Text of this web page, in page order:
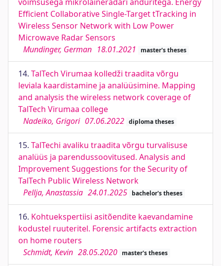
Efficient Collaborative Single-Target tTracking in
Wireless Sensor Network with Low Power
Microwave Radar Sensors
Mundinger, German 18.01.2021 master's theses
14. TalTech Virumaa kolledži traadita võrgu
leviala kaardistamine ja analüüsimine. Mapping
and analysis the wireless network coverage of
TalTech Virumaa college
Nadeiko, Grigori 07.06.2022 diploma theses
15. TalTechi avaliku traadita võrgu turvalisuse
analüüs ja parendussoovitused. Analysis and
Improvement Suggestions for the Security of
TalTech Public Wireless Network
Pellja, Anastassia 24.01.2025 bachelor's theses
16. Kohtuekspertiisi asitõendite kaevandamine
kodustel ruuteritel. Forensic artifacts extraction
on home routers
Schmidt, Kevin 28.05.2020 master's theses